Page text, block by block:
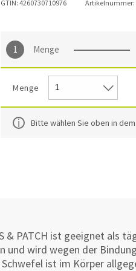
GTIN: 4260730710976 Artikelnummer:
Menge
Menge
Bitte wählen Sie oben in
& PATCH ist geeignet als
wird wegen der
ist im Körper